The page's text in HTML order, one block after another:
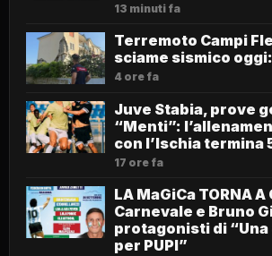
13 minuti fa
Terremoto Campi
sciame sismico
4 ore fa
Juve Stabia, prove
“Menti”:
con l’Ischia termina
17 ore fa
LA MaGiCa TORNA
Carnevale e Bruno
protagonisti di “Una
per PUPI”